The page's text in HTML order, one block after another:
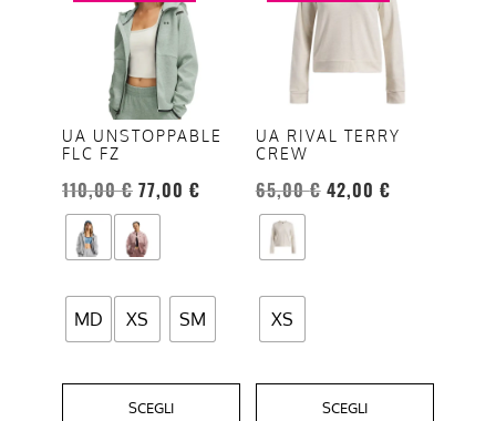
UA UNSTOPPABLE
FLC FZ
110,00€ 77,00 €
MD XS SM
SCEGLI
varianti.
opzioni
possono
essere
scelte
nella
del
prodotto
UA RIVAL TERRY
CREW
65,00€ 42,00 €
XS
SCEGLI
varianti.
opzioni
possono
essere
scelte
nella
del
prodotto